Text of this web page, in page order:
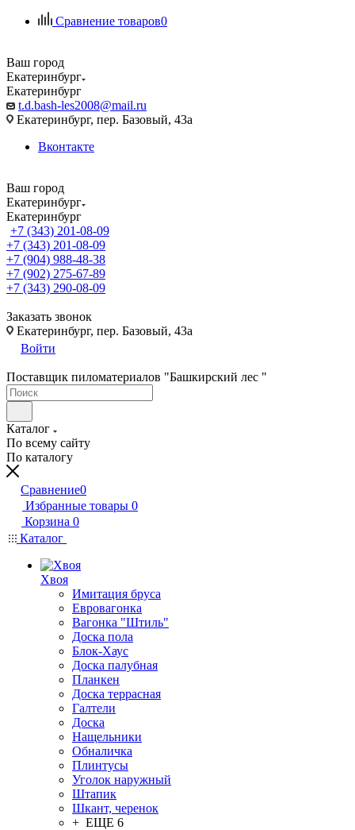
Сравнение товаров0
Ваш город
Екатеринбург
Екатеринбург
t.d.bash-les2008@mail.ru
Екатеринбург, пер. Базовый, 43а
Вконтакте
Ваш город
Екатеринбург
Екатеринбург
+7 (343) 201-08-09
+7 (343) 201-08-09
+7 (904) 988-48-38
+7 (902) 275-67-89
+7 (343) 290-08-09
Заказать звонок
Екатеринбург, пер. Базовый, 43а
Войти
Поставщик пиломатериалов "Башкирский лес "
Каталог
По всему сайту
По каталогу
Сравнение0
Избранные товары 0
Корзина 0
Каталог
Хвоя
Имитация бруса
Евровагонка
Вагонка "Штиль"
Доска пола
Блок-Хаус
Доска палубная
Планкен
Доска террасная
Галтели
Доска
Нащельники
Обналичка
Плинтусы
Уголок наружный
Штапик
Шкант, черенок
+ ЕЩЕ 6